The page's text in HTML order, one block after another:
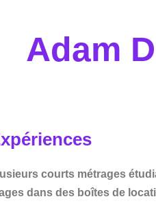
Adam
courts métrages
dans des boîtes de